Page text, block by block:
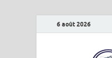
6 août 2026